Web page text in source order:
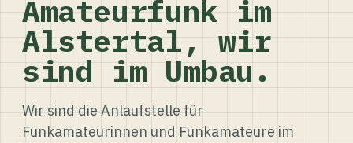
Amateurfunk im
Alstertal, wir
sind im Umbau.
Wir sind die Anlaufstelle für
Funkamateurinnen und Funkamateure im